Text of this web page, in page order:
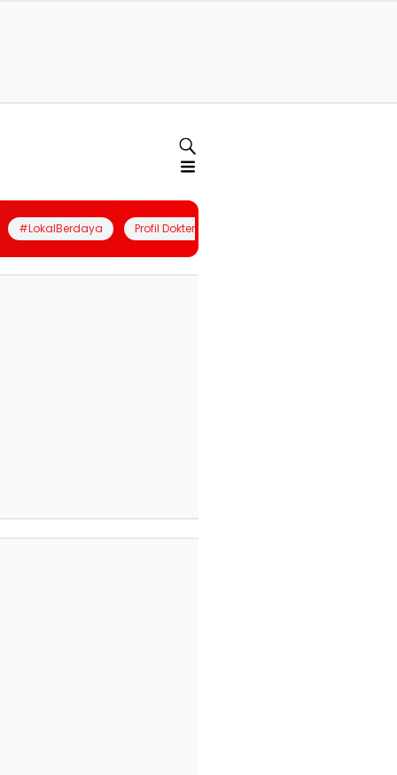
#LokalBerdaya Profil Dokter